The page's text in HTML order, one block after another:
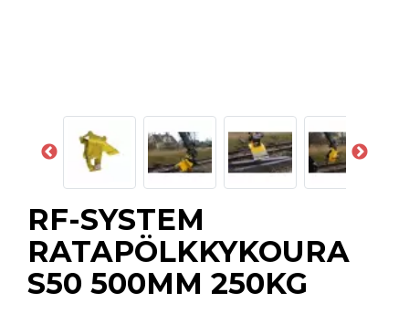
RF-SYSTEM
RATAPÖLKKYKOURA
S50 500MM 250KG